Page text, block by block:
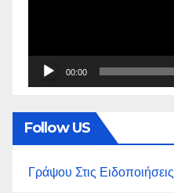
00:00
Follow US
Γράψου Στις Ειδοποιήσεις